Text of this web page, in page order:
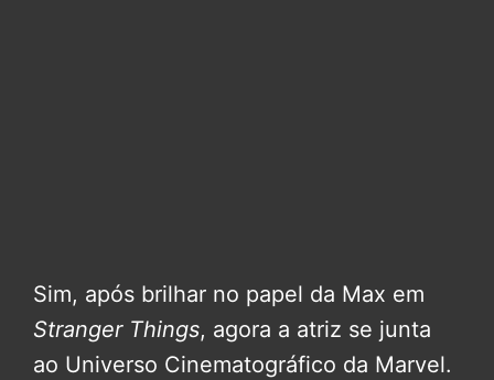
Sim, após brilhar no papel da Max em
Stranger Things, agora a atriz se junta
ao Universo Cinematográfico da Marvel.